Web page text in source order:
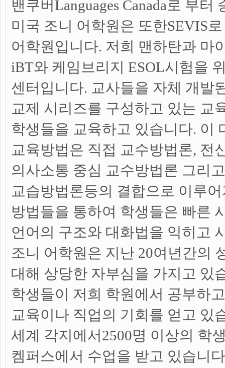
밴쿠버Languages Canada로 부
미국 조니 어학원은 또한SEVIS
어학원입니다. 저희 맨하탄과 마
iBT와 케임브리지 ESOL시험을
센터입니다. 교사들을 자체 개발
교제 시리즈를 구성하고 있는 교
학생들을 교육하고 있습니다. 이
교육방법은 직접 교수방법론, 전
의사소통 중심 교수방법론 그리
교습방법론등의 결합으로 이루
방법들을 통하여 학생들은 빠른
언어의 구조와 대화법을 익히고
조니 어학원은 지난 20여년간의
대해 상당한 자부심을 가지고 있
학생들이 저희 학원에서 공부하
교육이나 직업의 기회를 얻고 있
세계 각지에서2500명 이상의 학
켐퍼스에서 수업을 받고 있습니